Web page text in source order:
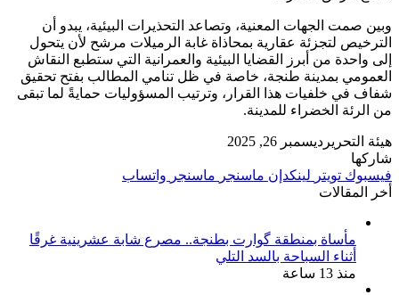
وبين صمت الجهات المعنية، وتصاعد التحذيرات البيئية، يبدو أن
الترخيص لتجزئة عقارية بمحاذاة غابة الرميلات مرشح لأن يتحول
إلى واحدة من أبرز القضايا البيئية والعمرانية التي ستطبع النقاش
العمومي بمدينة طنجة، خاصة في ظل تنامي المطالب بفتح تحقيق
شفاف في خلفيات هذا القرار، وترتيب المسؤوليات حمايةً لما تبقى
من الرئة الخضراء للمدينة.
هيئة التحرير ديسمبر 26, 2025
شاركها
فيسبوك تويتر لينكدإن ماسنجر ماسنجر واتساب
أخر المقالات
مأساة بمنطقة گوارت بطنجة.. مصرع شابة عشرينية غرقًا
أثناء السباحة بالسد التلي
منذ 13 ساعة